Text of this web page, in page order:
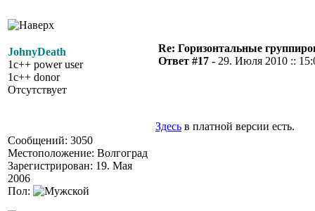
JohnyDeath
1c++ power user
1c++ donor
Отсутствует
Сообщений: 3050
Местоположение: Волгоград
Зарегистрирован: 19. Мая
2006
Пол:
Re: Горизонтальные
Ответ #17 - 29. Июля 2010 ::
Здесь в платной версии есть.